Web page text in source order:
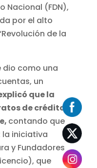
Nacional (FDN),
por el alto
de la
dio como una
un
que la
de crédito
contando que
la iniciativa
y Fundadores
que